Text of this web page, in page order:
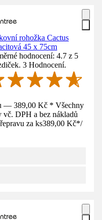
rohožka Cactus
45 x 75cm
hodnocení: 4.7 z 5
3 Hodnocení.
— 389,00 Kč * Všechny
vč. DPH a bez nákladů
za ks389,00 Kč*/